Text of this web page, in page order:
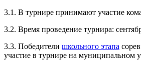
3.1. В турнире принимают участие
3.2. Время проведение турнира:
3.3. Победители школьного этапа
участие в турнире на муниципальном